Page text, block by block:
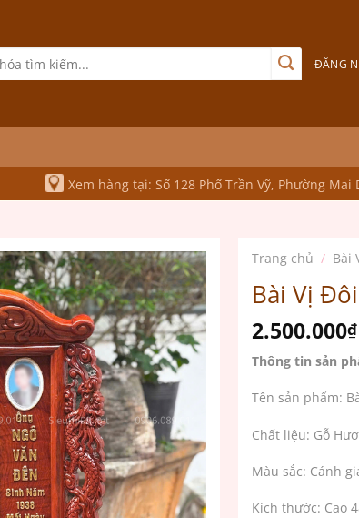
ĐĂNG
Xem hàng tại: Số 128 Phố Trần Vỹ, Phường Mai
Trang chủ / Bài
Bài Vị
2.500.000₫
Thông tin sản
Tên sản phẩm:
Chất liệu: Gỗ
Màu sắc: Cánh
Kích thước: Cao